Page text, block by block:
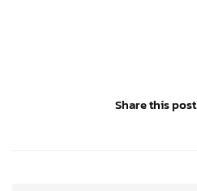
Share this post